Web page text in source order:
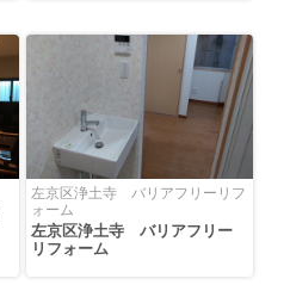
左京区浄土寺 バリアフリーリフ
ォーム
左京区浄土寺 バリアフリー
リフォーム